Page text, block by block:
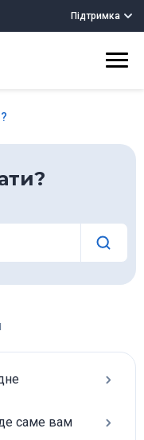
Підтримка
саме вам